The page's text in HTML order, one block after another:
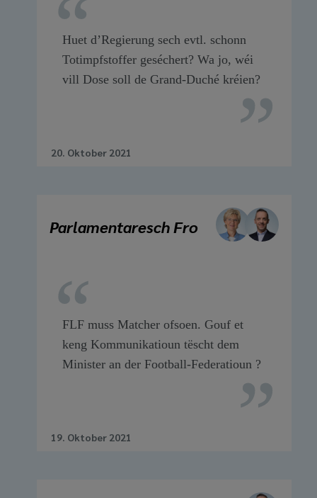
Huet d’Regierung sech evtl. schonn
Totimpfstoffer geséchert? Wa jo, wéi
vill Dose soll de Grand-Duché kréien?
20. Oktober 2021
Parlamentaresch Fro
FLF muss Matcher ofsoen. Gouf et
keng Kommunikatioun tëscht dem
Minister an der Football-Federatioun ?
19. Oktober 2021